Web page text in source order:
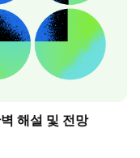
해설 및 전망